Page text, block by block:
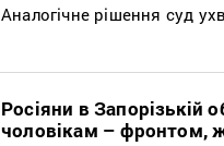
Аналогічне рішення суд
Росіяни в Запорізькій
чоловікам – фронтом,